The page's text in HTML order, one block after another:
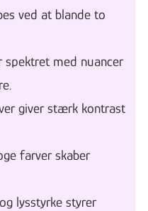
ved at blande to
med nuancer
giver stærk kontrast
farver skaber
lysstyrke styrer